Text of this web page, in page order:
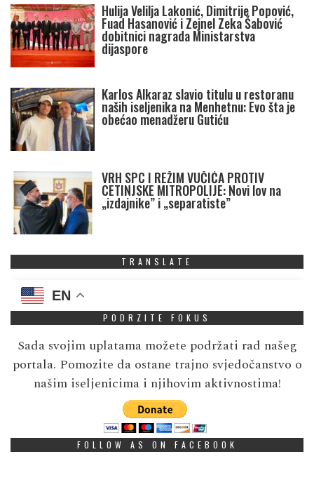
Hulija Velilja Lakonić, Dimitrije Popović,
Fuad Hasanović i Zejnel Zeka Šabović
dobitnici nagrada Ministarstva
dijaspore
Karlos Alkaraz slavio titulu u restoranu
naših iseljenika na Menhetnu: Evo šta je
obećao menadžeru Gutiću
VRH SPC I REŽIM VUČIĆA PROTIV
CETINJSKE MITROPOLIJE: Novi lov na
„izdajnike” i „separatiste”
TRANSLATE
EN
PODRZITE FOKUS
Sada svojim uplatama možete podržati rad našeg
portala. Pomozite da ostane trajno svjedočanstvo o
našim iseljenicima i njihovim aktivnostima!
FOLLOW AS ON FACEBOOK